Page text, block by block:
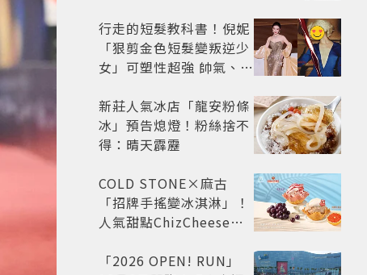
行走的短髮教科書！倪妮
「狠剪金色短髮變叛逆少
女」可塑性超強 帥氣、優
新莊人氣冰店「龍安粉條
冰」預告熄燈！粉絲捨不
得：晴天霹靂
COLD STONE×麻古
「招牌手搖變冰淇淋」！
人氣甜點ChizCheese快
「2026 OPEN! RUN」